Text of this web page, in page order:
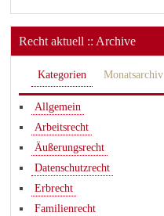
Recht aktuell :: Archive
Kategorien Monatsarchiv
Allgemein
Arbeitsrecht
Äußerungsrecht
Datenschutzrecht
Erbrecht
Familienrecht